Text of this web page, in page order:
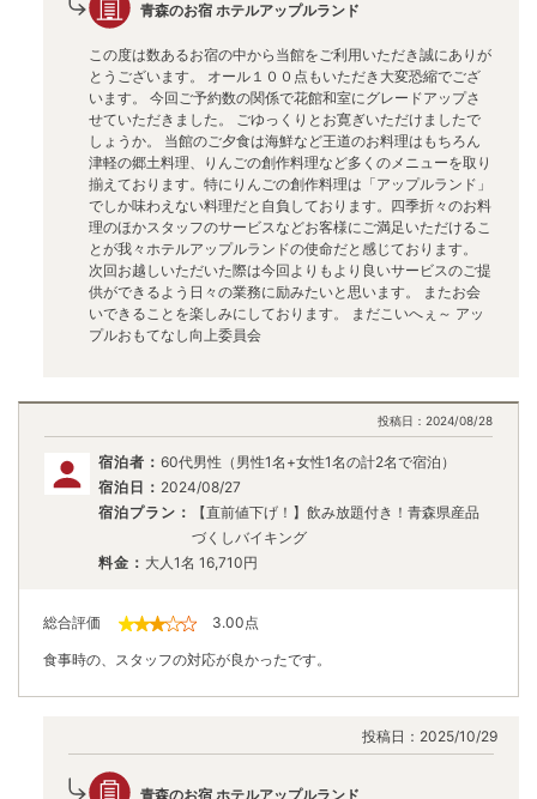
青森のお宿 ホテルアップルランド
この度は数あるお宿の中から当館をご利用いただき誠にありが
とうございます。 オール１００点もいただき大変恐縮でござ
います。 今回ご予約数の関係で花館和室にグレードアップさ
せていただきました。 ごゆっくりとお寛ぎいただけましたで
しょうか。 当館のご夕食は海鮮など王道のお料理はもちろん
津軽の郷土料理、りんごの創作料理など多くのメニューを取り
揃えております。特にりんごの創作料理は「アップルランド」
でしか味わえない料理だと自負しております。四季折々のお料
理のほかスタッフのサービスなどお客様にご満足いただけるこ
とが我々ホテルアップルランドの使命だと感じております。
次回お越しいただいた際は今回よりもより良いサービスのご提
供ができるよう日々の業務に励みたいと思います。 またお会
いできることを楽しみにしております。 まだこいへぇ～ アッ
プルおもてなし向上委員会
投稿日： 2024/08/28
宿泊者： 60代男性（男性1名+女性1名の計2名で宿泊）
宿泊日： 2024/08/27
宿泊プラン：
【直前値下げ！】飲み放題付き！青森県産品
づくしバイキング
料金： 大人1名 16,710円
総合評価 3.00点
食事時の、スタッフの対応が良かったです。
投稿日： 2025/10/29
青森のお宿 ホテルアップルランド